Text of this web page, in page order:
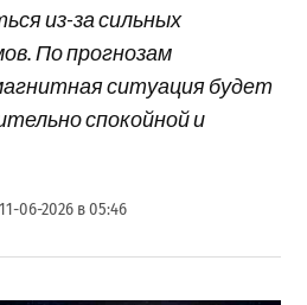
из-за сильных
По прогнозам
ситуация будет
спокойной и
11-06-2026 в 05:46